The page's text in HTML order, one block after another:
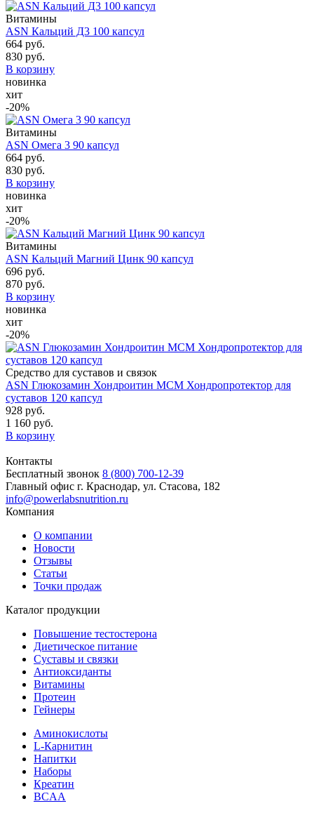
Витамины
ASN Кальций Д3 100 капсул
664 руб.
830 руб.
В корзину
новинка
хит
-20%
Витамины
ASN Омега 3 90 капсул
664 руб.
830 руб.
В корзину
новинка
хит
-20%
Витамины
ASN Кальций Магний Цинк 90 капсул
696 руб.
870 руб.
В корзину
новинка
хит
-20%
Средство для суставов и связок
ASN Глюкозамин Хондроитин МСМ Хондропротектор для
суставов 120 капсул
928 руб.
1 160 руб.
В корзину
Контакты
Бесплатный звонок 8 (800) 700-12-39
Главный офис г. Краснодар, ул. Стасова, 182
info@powerlabsnutrition.ru
Компания
О компании
Новости
Отзывы
Статьи
Точки продаж
Каталог продукции
Повышение тестостерона
Диетическое питание
Суставы и связки
Антиоксиданты
Витамины
Протеин
Гейнеры
Аминокислоты
L-Карнитин
Напитки
Наборы
Креатин
BCAA